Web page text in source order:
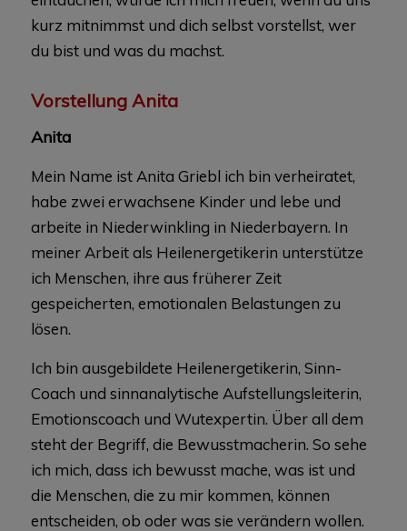
kurz mitnimmst und dich selbst vorstellst, wer
du bist und was du machst.
Vorstellung Anita
Anita
Mein Name ist Anita Griebl ich bin verheiratet,
habe zwei erwachsene Kinder und lebe und
arbeite in Niederwinkling in Niederbayern. In
meiner Arbeit als Heilenergetikerin unterstütze
ich Menschen, ihre aus früherer Zeit
gespeicherten, emotionalen Belastungen zu
lösen.
Ich bin ausgebildete Heilenergetikerin, Sinn-
Coach und sinnanalytische Aufstellungsleiterin,
Emotionscoach und Wutexpertin. Über all dem
steht der Begriff, die Bewusstmacherin. So sehe
ich mich, dass ich bewusst mache, was ist und
die Menschen, die zu mir kommen, können
entscheiden, ob oder was sie verändern wollen.